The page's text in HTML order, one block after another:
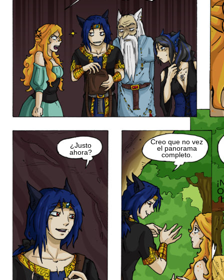
¿Justo
ahora?
Creo que no vez
el panorama
completo.